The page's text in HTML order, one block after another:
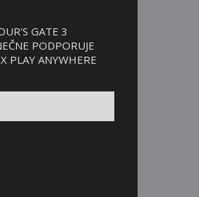
GATE 3
PODPORUJE
PLAY ANYWHERE